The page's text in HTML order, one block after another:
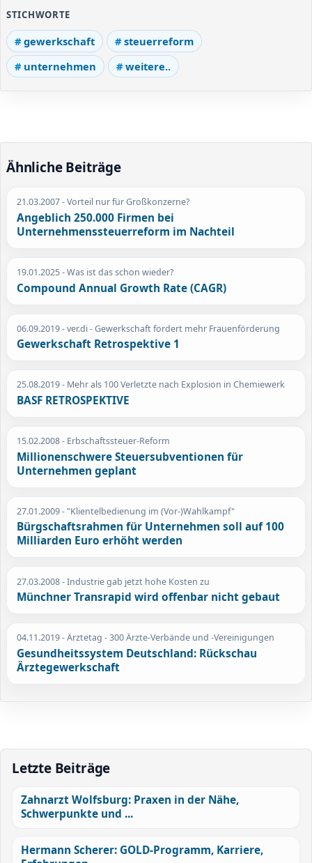
STICHWORTE
gewerkschaft
steuerreform
unternehmen
weitere..
Ähnliche Beiträge
21.03.2007- Vorteil nur für Großkonzerne?
Angeblich 250.000 Firmen bei
Unternehmenssteuerreform im Nachteil
19.01.2025- Was ist das schon wieder?
Compound Annual Growth Rate (CAGR)
06.09.2019- ver.di - Gewerkschaft fordert mehr Frauenförderung
Gewerkschaft Retrospektive 1
25.08.2019- Mehr als 100 Verletzte nach Explosion in Chemiewerk
BASF RETROSPEKTIVE
15.02.2008- Erbschaftssteuer-Reform
Millionenschwere Steuersubventionen für
Unternehmen geplant
27.01.2009- "Klientelbedienung im (Vor-)Wahlkampf"
Bürgschaftsrahmen für Unternehmen soll auf 100
Milliarden Euro erhöht werden
27.03.2008- Industrie gab jetzt hohe Kosten zu
Münchner Transrapid wird offenbar nicht gebaut
04.11.2019- Ärztetag - 300 Ärzte-Verbände und -Vereinigungen
Gesundheitssystem Deutschland: Rückschau
Ärztegewerkschaft
Letzte Beiträge
Zahnarzt Wolfsburg: Praxen in der Nähe,
Schwerpunkte und ...
Hermann Scherer: GOLD-Programm, Karriere,